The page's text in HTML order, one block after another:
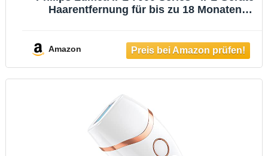
Haarentfernung für bis zu 18 Monaten
Haarentfernung (BRI921/00)
Amazon